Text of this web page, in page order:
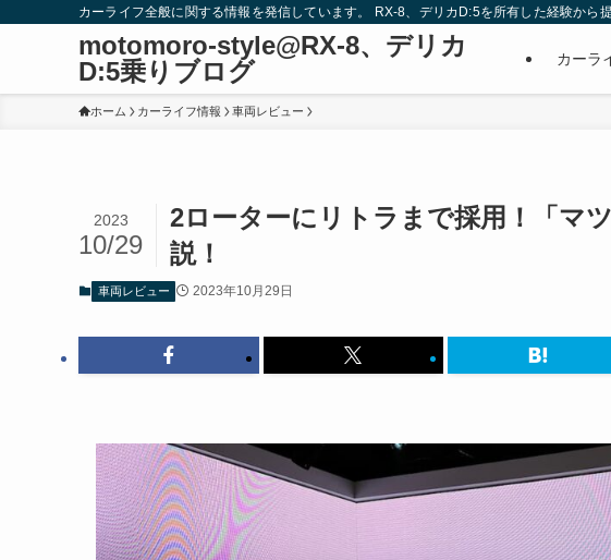
カーライフ全般に関する情報を発信しています。 RX-8、デリカD:5を所有した経験から
motomoro-style@RX-8、デリカ
D:5乗りブログ
カーラ
ホーム カーライフ情報 車両レビュー
2ローターにリトラまで採用！「マ
説！
2023
10/29
車両レビュー 2023年10月29日